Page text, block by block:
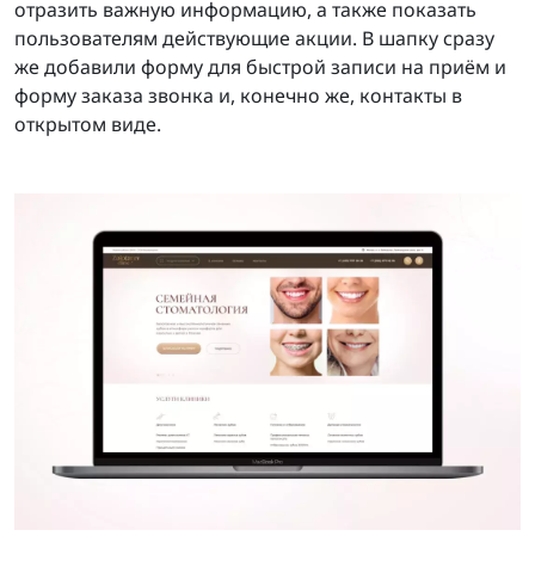
отразить важную информацию, а также показать
пользователям действующие акции. В шапку сразу
же добавили форму для быстрой записи на приём и
форму заказа звонка и, конечно же, контакты в
открытом виде.